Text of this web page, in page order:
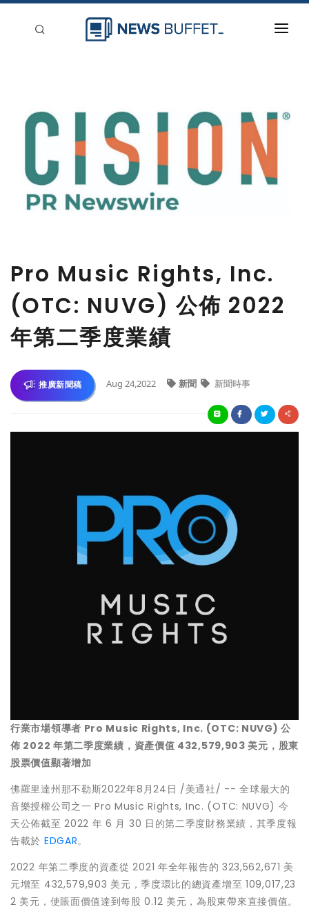
登入
Pro Music Rights, Inc.
(OTC: NUVG) 公佈 2022
年第二季度業績
推廣新聞稿 Aug 24,2022 新聞 新聞時事
行業市場領導者 Pro Music Rights, Inc. (OTC: NUVG)公
佈 2022 年第二季度業績，資產價值 432,579,903美元，股東
股票價值顯著增加
佛羅里達州那不勒斯2022年8月24日 /美通社/ -- 全球最大的
音樂授權公司之一 Pro Music Rights, Inc. (OTC: NUVG) 今
天公佈截至 2022 年 6 月 30 日的第二季度財務業績，其季度報
告載於 EDGAR。
2022 年第二季度的資產從 2021 年全年報告的 323,562,671 美
元增至 432,579,903 美元，季度環比的總資產增至 109,017,23
2 美元，使賬面價值達到每股 0.12 美元，為股東帶來直接價值。